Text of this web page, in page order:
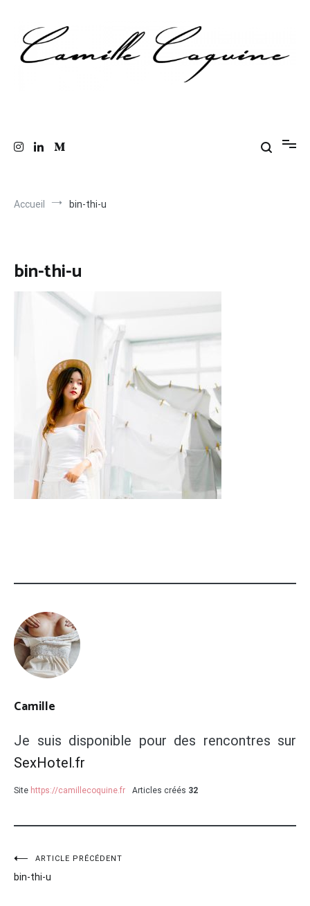
contenu
Accueil bin-thi-u
bin-thi-u
Camille
Je suis disponible pour des rencontres sur
SexHotel.fr
Site https://camillecoquine.fr Articles créés 32
Navigation
de
ARTICLE PRÉCÉDENT
bin-thi-u